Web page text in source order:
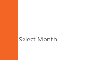
Select Month